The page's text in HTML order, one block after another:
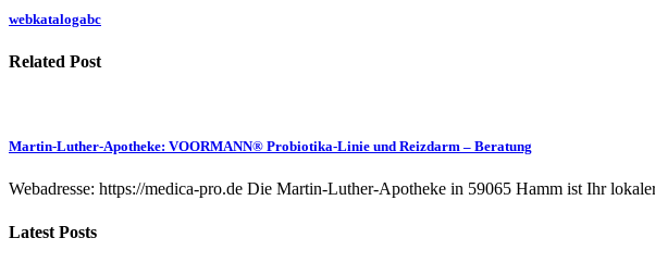
webkatalogabc
Related Post
Martin-Luther-Apotheke: VOORMANN® Probiotika-Linie und Reizdarm – Beratung
Webadresse: https://medica-pro.de Die Martin-Luther-Apotheke in 59065 Hamm ist Ihr
Latest Posts